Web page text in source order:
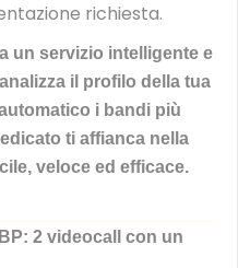
richiesta.
un servizio intelligente e
il profilo della tua
i bandi più
ti affianca nella
veloce ed efficace.
2 videocall con un